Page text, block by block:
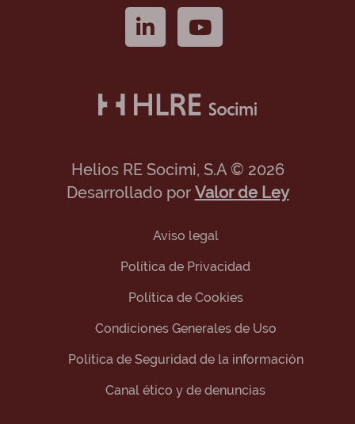
Helios RE Socimi, S.A © 2026
Desarrollado por Valor de Ley
Aviso legal
Política de Privacidad
Política de Cookies
Condiciones Generales de Uso
Política de Seguridad de la información
Canal ético y de denuncias